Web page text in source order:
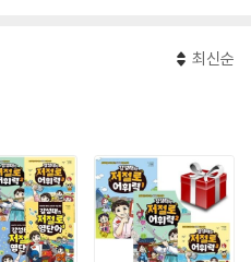
처대회 대상(장관상), 국회 교육문화
, 국회 납세표창 등을 수상했으며,
민국 사랑받는 기업 국무총리 표
일 영어회화』 『강성태 영단어 어
태 영어독해 속독편』 『강성태 66일
3년 만의 신작으로, AI로 인해 학습의
최신순